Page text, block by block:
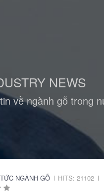
NEWS
về ngành gỗ trong
NGÀNH GỖ
HITS: 21102